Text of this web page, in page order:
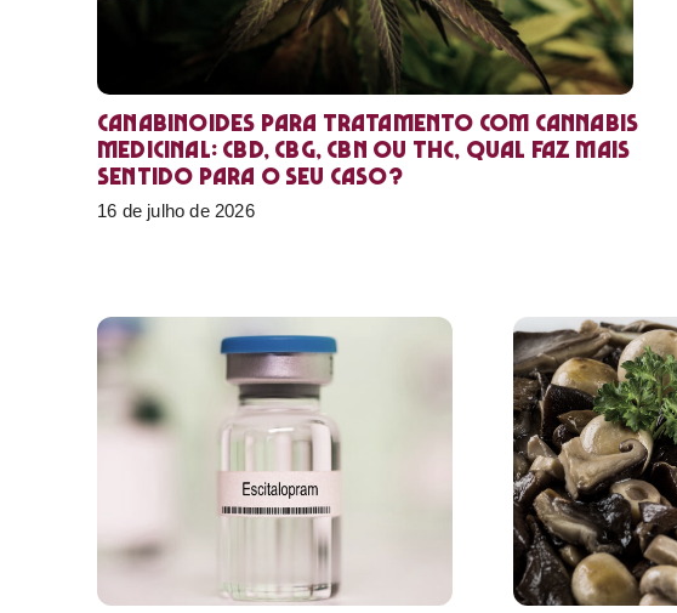
Canabinoides para tratamento com cannabis
medicinal: CBD, CBG, CBN ou THC, qual faz mais
sentido para o seu caso?
16 de julho de 2026